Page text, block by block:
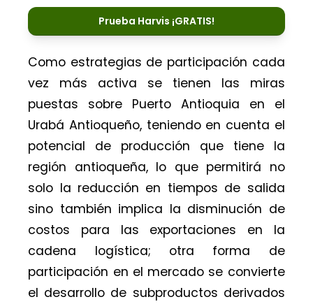
Prueba Harvis ¡GRATIS!
Como estrategias de participación cada
vez más activa se tienen las miras
puestas sobre Puerto Antioquia en el
Urabá Antioqueño, teniendo en cuenta el
potencial de producción que tiene la
región antioqueña, lo que permitirá no
solo la reducción en tiempos de salida
sino también implica la disminución de
costos para las exportaciones en la
cadena logística; otra forma de
participación en el mercado se convierte
el desarrollo de subproductos derivados